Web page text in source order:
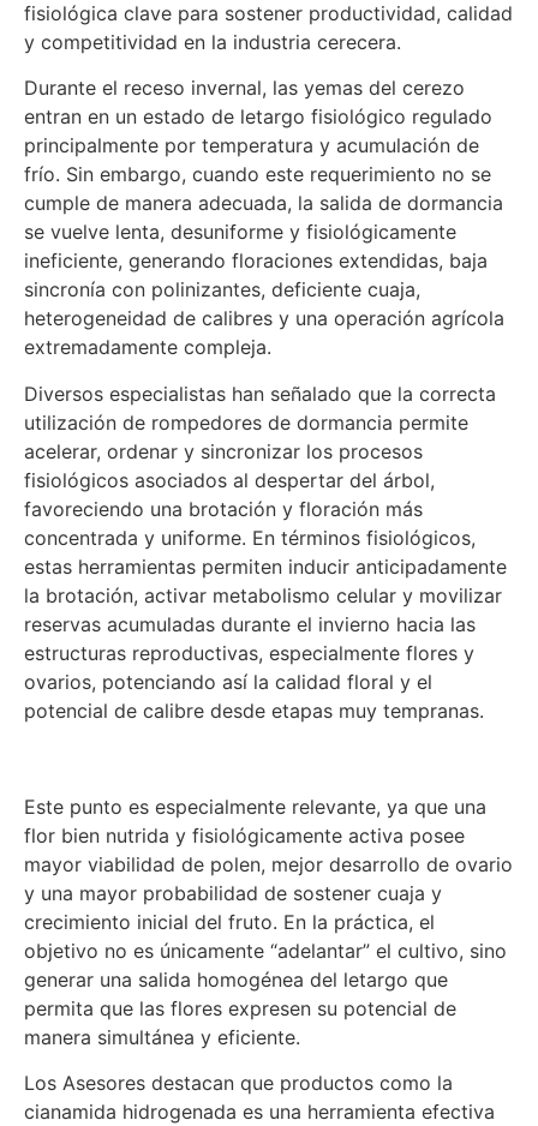
fisiológica clave para sostener productividad, calidad
y competitividad en la industria cerecera.
Durante el receso invernal, las yemas del cerezo
entran en un estado de letargo fisiológico regulado
principalmente por temperatura y acumulación de
frío. Sin embargo, cuando este requerimiento no se
cumple de manera adecuada, la salida de dormancia
se vuelve lenta, desuniforme y fisiológicamente
ineficiente, generando floraciones extendidas, baja
sincronía con polinizantes, deficiente cuaja,
heterogeneidad de calibres y una operación agrícola
extremadamente compleja.
Diversos especialistas han señalado que la correcta
utilización de rompedores de dormancia permite
acelerar, ordenar y sincronizar los procesos
fisiológicos asociados al despertar del árbol,
favoreciendo una brotación y floración más
concentrada y uniforme. En términos fisiológicos,
estas herramientas permiten inducir anticipadamente
la brotación, activar metabolismo celular y movilizar
reservas acumuladas durante el invierno hacia las
estructuras reproductivas, especialmente flores y
ovarios, potenciando así la calidad floral y el
potencial de calibre desde etapas muy tempranas.
Este punto es especialmente relevante, ya que una
flor bien nutrida y fisiológicamente activa posee
mayor viabilidad de polen, mejor desarrollo de ovario
y una mayor probabilidad de sostener cuaja y
crecimiento inicial del fruto. En la práctica, el
objetivo no es únicamente “adelantar” el cultivo, sino
generar una salida homogénea del letargo que
permita que las flores expresen su potencial de
manera simultánea y eficiente.
Los Asesores destacan que productos como la
cianamida hidrogenada es una herramienta efectiva